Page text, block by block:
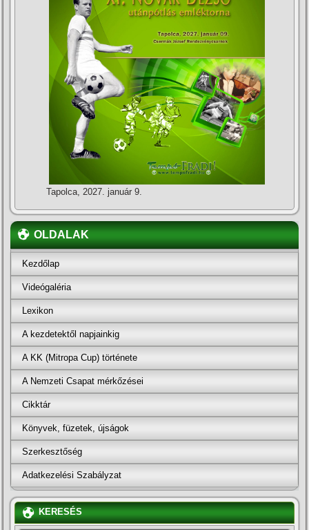
Tapolca, 2027. január 9.
OLDALAK
Kezdőlap
Videógaléria
Lexikon
A kezdetektől napjainkig
A KK (Mitropa Cup) története
A Nemzeti Csapat mérkőzései
Cikktár
Könyvek, füzetek, újságok
Szerkesztőség
Adatkezelési Szabályzat
KERESÉS